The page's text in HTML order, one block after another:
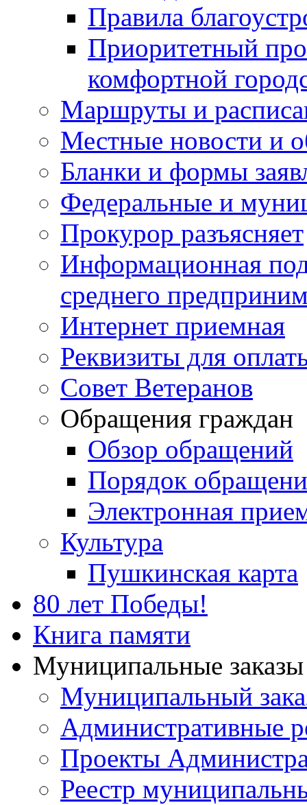
Правила
Приоритетный
комфортной
Маршруты и
Местные новости и
Бланки и формы
Федеральные и
Прокурор разъясняет
Информационная
среднего
Интернет приемная
Реквизиты для
Совет Ветеранов
Обращения граждан
Обзор обращений
Порядок
Электронная
Культура
Пушкинская карта
80 лет Победы!
Книга памяти
Муниципальные
Муниципальный
Административные
Проекты
Реестр